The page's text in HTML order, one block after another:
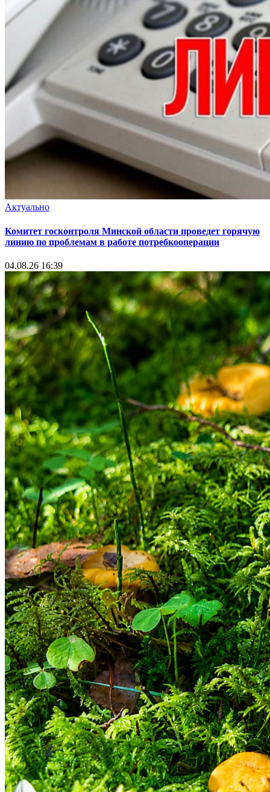
Актуально
Комитет госконтроля Минской области проведет горячую
линию по проблемам в работе потребкооперации
04.08.26 16:39